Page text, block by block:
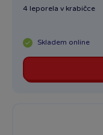
4 leporela v krabičce
Skladem online